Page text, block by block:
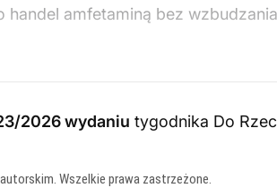
handel amfetaminą bez
2026 wydaniu tygodnika Do
Wszelkie prawa zastrzeżone.